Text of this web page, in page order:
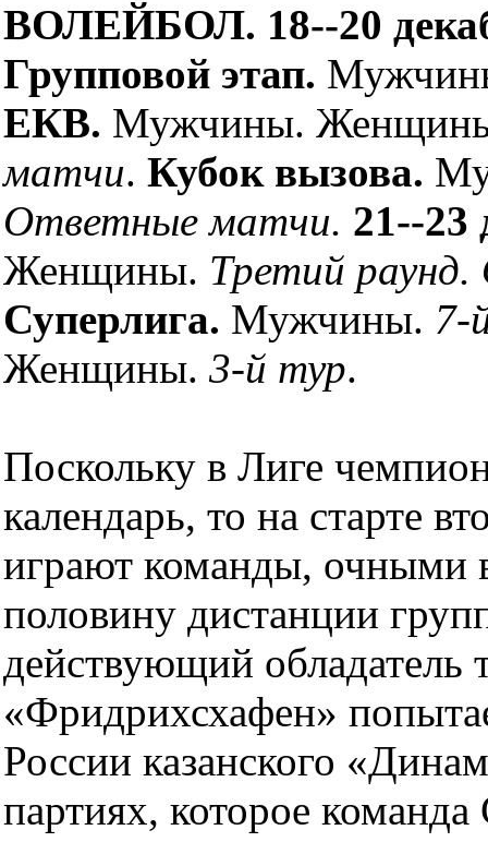
ВОЛЕЙБОЛ. 18--20
Групповой этап.
ЕКВ. Мужчины.
матчи. Кубок вызова.
Ответные матчи. 21--23
Женщины. Третий
Суперлига. Мужчины. 7-
Женщины. 3-й тур.
Поскольку в Лиге
календарь, то на старте
играют команды, очными
половину дистанции
действующий обладатель
«Фридрихсхафен»
России казанского
партиях, которое